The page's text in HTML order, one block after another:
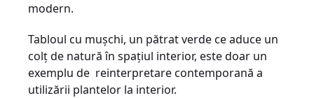
modern.
Tabloul cu mușchi, un pătrat verde ce aduce un
colț de natură în spațiul interior, este doar un
exemplu de reinterpretare contemporană a
utilizării plantelor la interior.